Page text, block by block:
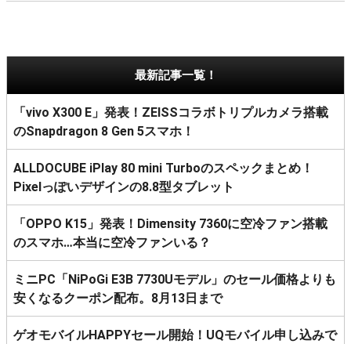
最新記事一覧！
「vivo X300 E」発表！ZEISSコラボトリプルカメラ搭載
のSnapdragon 8 Gen 5スマホ！
ALLDOCUBE iPlay 80 mini Turboのスペックまとめ！
Pixelっぽいデザインの8.8型タブレット
「OPPO K15」発表！Dimensity 7360に空冷ファン搭載
のスマホ…本当に空冷ファンいる？
ミニPC「NiPoGi E3B 7730Uモデル」のセール価格よりも
安くなるクーポン配布。8月13日まで
ゲオモバイルHAPPYセール開始！UQモバイル申し込みで